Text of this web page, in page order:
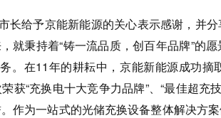
长给予京能新能源的关心表示感谢，并
就秉持着“铸一流品质，创百年品牌”的
。在11年的耕耘中，京能新能源成功摘
获“充换电十大竞争力品牌”、“最佳超充
作为一站式的光储充换设备整体解决方